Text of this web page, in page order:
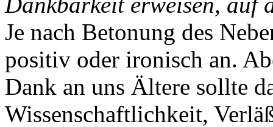
Je nach Betonung des
positiv oder ironisch an.
Dank an uns Ältere sollte
Wissenschaftlichkeit,